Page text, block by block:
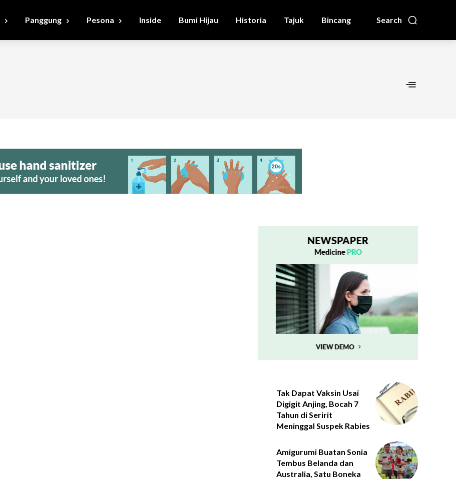
Search
Panggung Pesona Inside Bumi Hijau Historia Tajuk Bincang
Tak Dapat Vaksin Usai
Digigit Anjing, Bocah 7
Tahun di Seririt
Meninggal Suspek Rabies
Amigurumi Buatan Sonia
Tembus Belanda dan
Australia, Satu Boneka